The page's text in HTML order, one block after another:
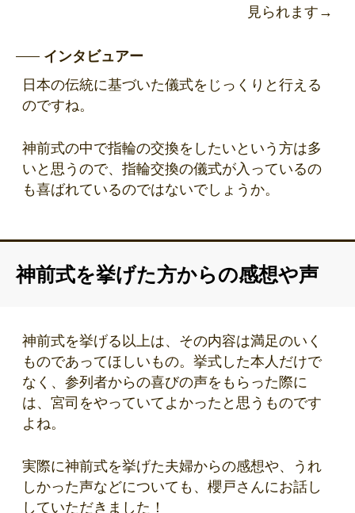
見られます→
インタビュアー
日本の伝統に基づいた儀式をじっくりと行える
のですね。
神前式の中で指輪の交換をしたいという方は多
いと思うので、指輪交換の儀式が入っているの
も喜ばれているのではないでしょうか。
神前式を挙げた方からの感想や声
神前式を挙げる以上は、その内容は満足のいく
ものであってほしいもの。挙式した本人だけで
なく、参列者からの喜びの声をもらった際に
は、宮司をやっていてよかったと思うものです
よね。
実際に神前式を挙げた夫婦からの感想や、うれ
しかった声などについても、櫻戸さんにお話し
していただきました！